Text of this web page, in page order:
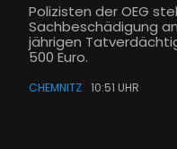
Polizisten der OEG
Sachbeschädigung
jährigen
500 Euro.
CHEMNITZ 10:51 UHR